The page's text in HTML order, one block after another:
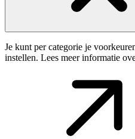
Je kunt per categorie je
instellen. Lees meer informatie